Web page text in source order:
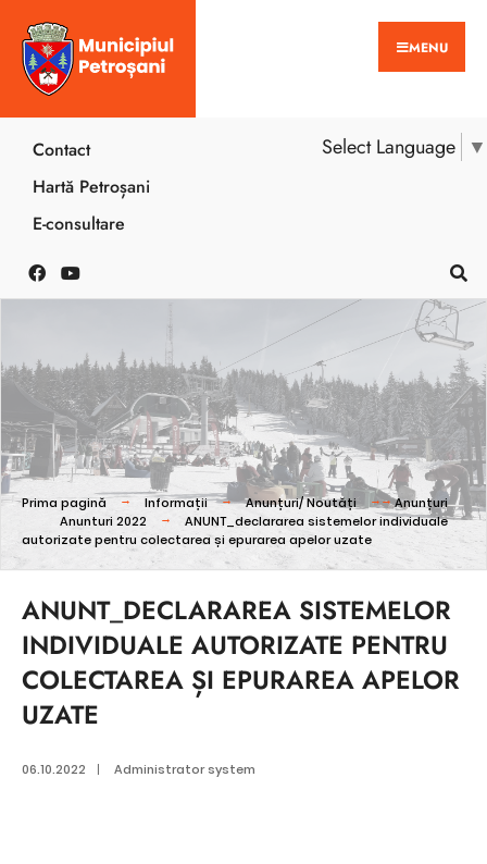
MENU
Select Language ▼
Contact
Hartă Petroșani
E-consultare
Prima pagină Informații Anunțuri/ Noutăți
Anunțuri
Anunturi 2022
ANUNT_declararea sistemelor individuale
autorizate pentru colectarea și epurarea apelor uzate
ANUNT_DECLARAREA SISTEMELOR
INDIVIDUALE AUTORIZATE PENTRU
COLECTAREA ȘI EPURAREA APELOR
UZATE
06.10.2022 | Administrator system